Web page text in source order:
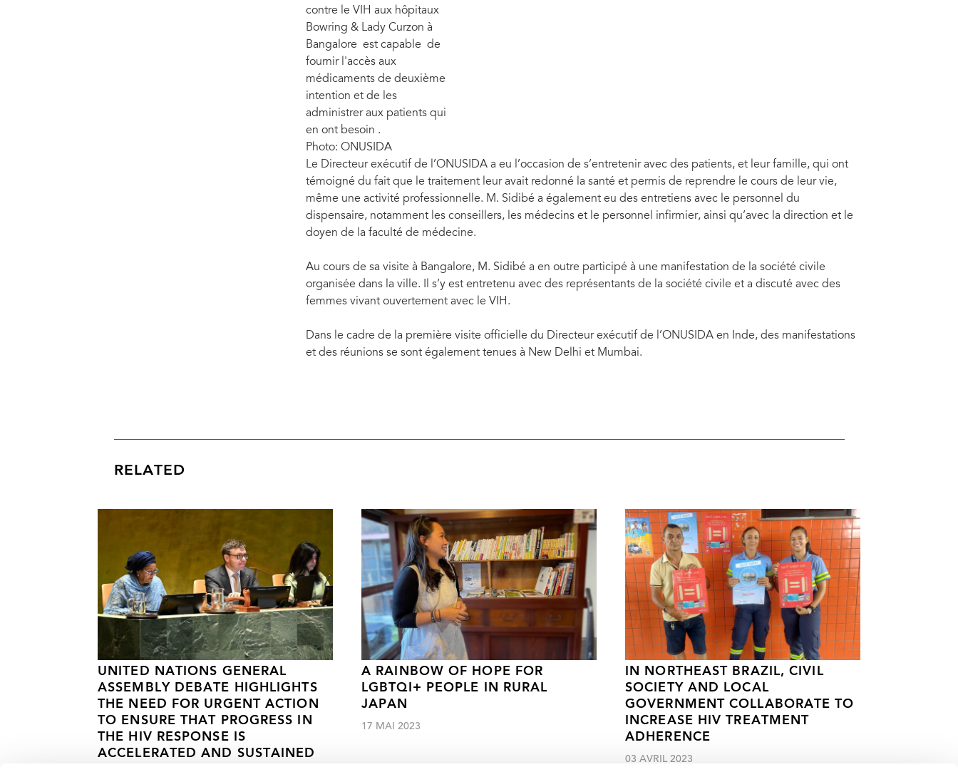
contre le VIH aux hôpitaux
Bowring & Lady Curzon à
Bangalore est capable de
fournir l'accès aux
médicaments de deuxième
intention et de les
administrer aux patients qui
en ont besoin .
Photo: ONUSIDA
Le Directeur exécutif de l’ONUSIDA a eu l’occasion de s’entretenir avec des patients, et leur famille, qui ont
témoigné du fait que le traitement leur avait redonné la santé et permis de reprendre le cours de leur vie,
même une activité professionnelle. M. Sidibé a également eu des entretiens avec le personnel du
dispensaire, notamment les conseillers, les médecins et le personnel infirmier, ainsi qu’avec la direction et le
doyen de la faculté de médecine.
Au cours de sa visite à Bangalore, M. Sidibé a en outre participé à une manifestation de la société civile
organisée dans la ville. Il s’y est entretenu avec des représentants de la société civile et a discuté avec des
femmes vivant ouvertement avec le VIH.
Dans le cadre de la première visite officielle du Directeur exécutif de l’ONUSIDA en Inde, des manifestations
et des réunions se sont également tenues à New Delhi et Mumbai.
RELATED
UNITED NATIONS GENERAL
ASSEMBLY DEBATE HIGHLIGHTS
THE NEED FOR URGENT ACTION
TO ENSURE THAT PROGRESS IN
THE HIV RESPONSE IS
ACCELERATED AND SUSTAINED
A RAINBOW OF HOPE FOR
LGBTQI+ PEOPLE IN RURAL
JAPAN
17 MAI 2023
IN NORTHEAST BRAZIL, CIVIL
SOCIETY AND LOCAL
GOVERNMENT COLLABORATE TO
INCREASE HIV TREATMENT
ADHERENCE
03 AVRIL 2023